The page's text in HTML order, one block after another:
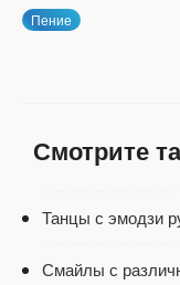
Пение
Смотрите
Танцы с эмодзи
Смайлы с